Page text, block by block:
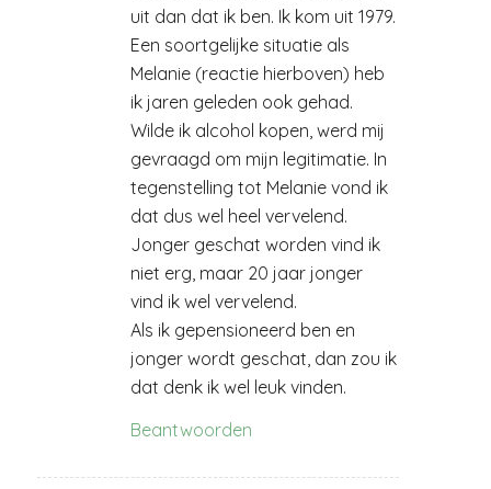
uit dan dat ik ben. Ik kom uit 1979.
Een soortgelijke situatie als
Melanie (reactie hierboven) heb
ik jaren geleden ook gehad.
Wilde ik alcohol kopen, werd mij
gevraagd om mijn legitimatie. In
tegenstelling tot Melanie vond ik
dat dus wel heel vervelend.
Jonger geschat worden vind ik
niet erg, maar 20 jaar jonger
vind ik wel vervelend.
Als ik gepensioneerd ben en
jonger wordt geschat, dan zou ik
dat denk ik wel leuk vinden.
Beantwoorden